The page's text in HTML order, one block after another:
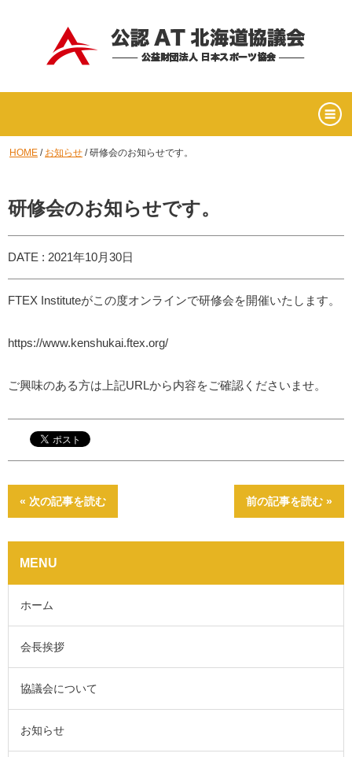
HOME / お知らせ /研修会のお知らせです。
研修会のお知らせです。
DATE : 2021年10月30日
FTEX Instituteがこの度オンラインで研修会を開催いたします。
https://www.kenshukai.ftex.org/
ご興味のある方は上記URLから内容をご確認くださいませ。
« 次の記事を読む 前の記事を読む »
MENU
ホーム
会長挨拶
協議会について
お知らせ